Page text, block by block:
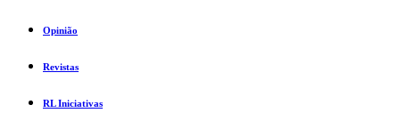
Opinião
Revistas
RL Iniciativas